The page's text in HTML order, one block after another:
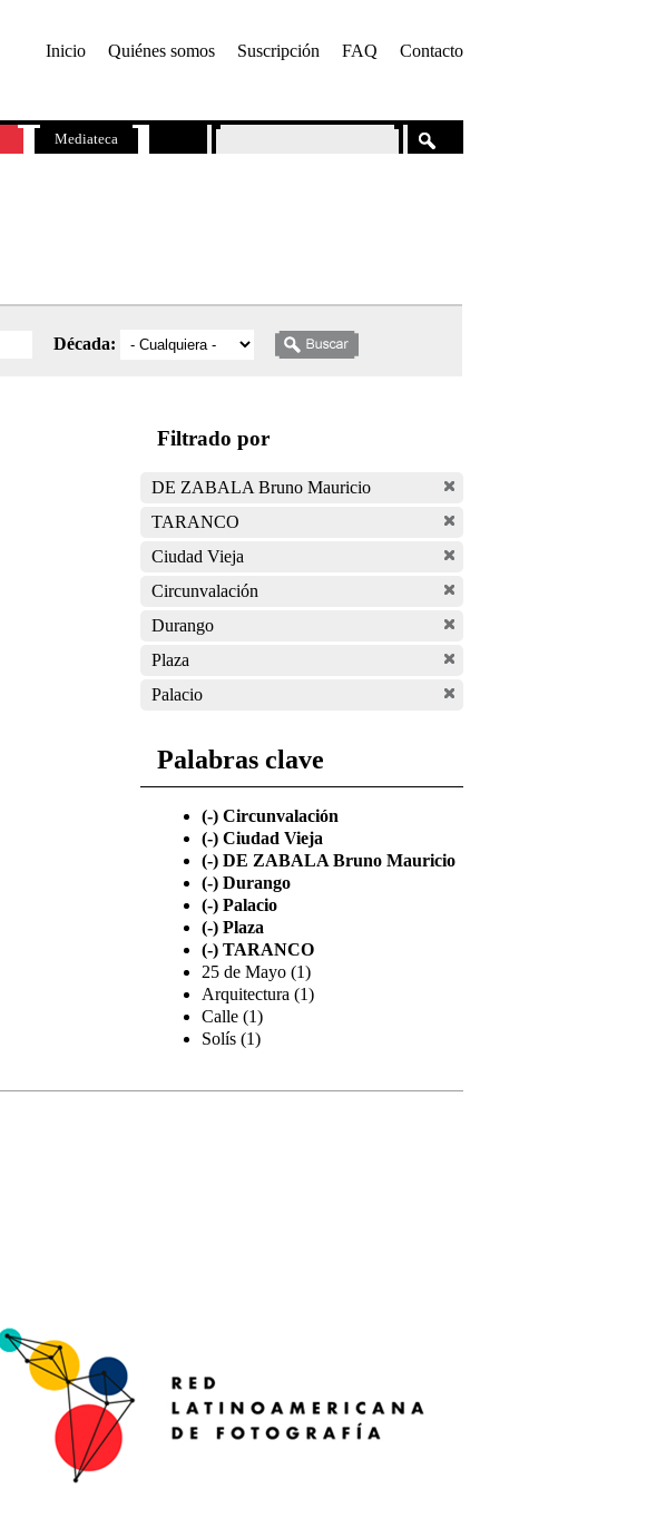
Inicio Quiénes somos Suscripción FAQ Contacto
Década:
Filtrado por
DE ZABALA Bruno Mauricio
TARANCO
Ciudad Vieja
Circunvalación
Durango
Plaza
Palacio
Palabras clave
(-) Circunvalación
(-) Ciudad Vieja
(-) DE ZABALA Bruno Mauricio
(-) Durango
(-) Palacio
(-) Plaza
(-) TARANCO
25 de Mayo (1)
Arquitectura (1)
Calle (1)
Solís (1)
Mediateca